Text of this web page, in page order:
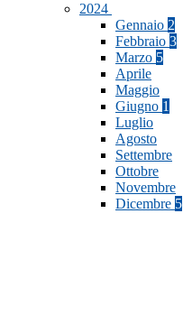
2024
Gennaio 2
Febbraio 3
Marzo 5
Aprile
Maggio
Giugno 1
Luglio
Agosto
Settembre
Ottobre
Novembre
Dicembre 5